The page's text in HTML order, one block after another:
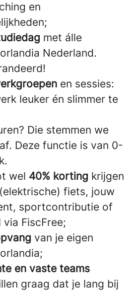
en
met álle
Nederland.
en sessies:
leuker én slimmer te
Die stemmen we
af. Deze functie is van 0-
wel 40% korting krijgen
fiets, jouw
sportcontributie of
FiscFree;
van je eigen
en vaste teams
graag dat je lang bij